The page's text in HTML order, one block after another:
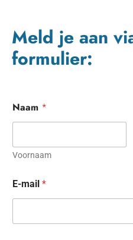
Meld je aan
formulier:
Naam *
Voornaam
E-mail *